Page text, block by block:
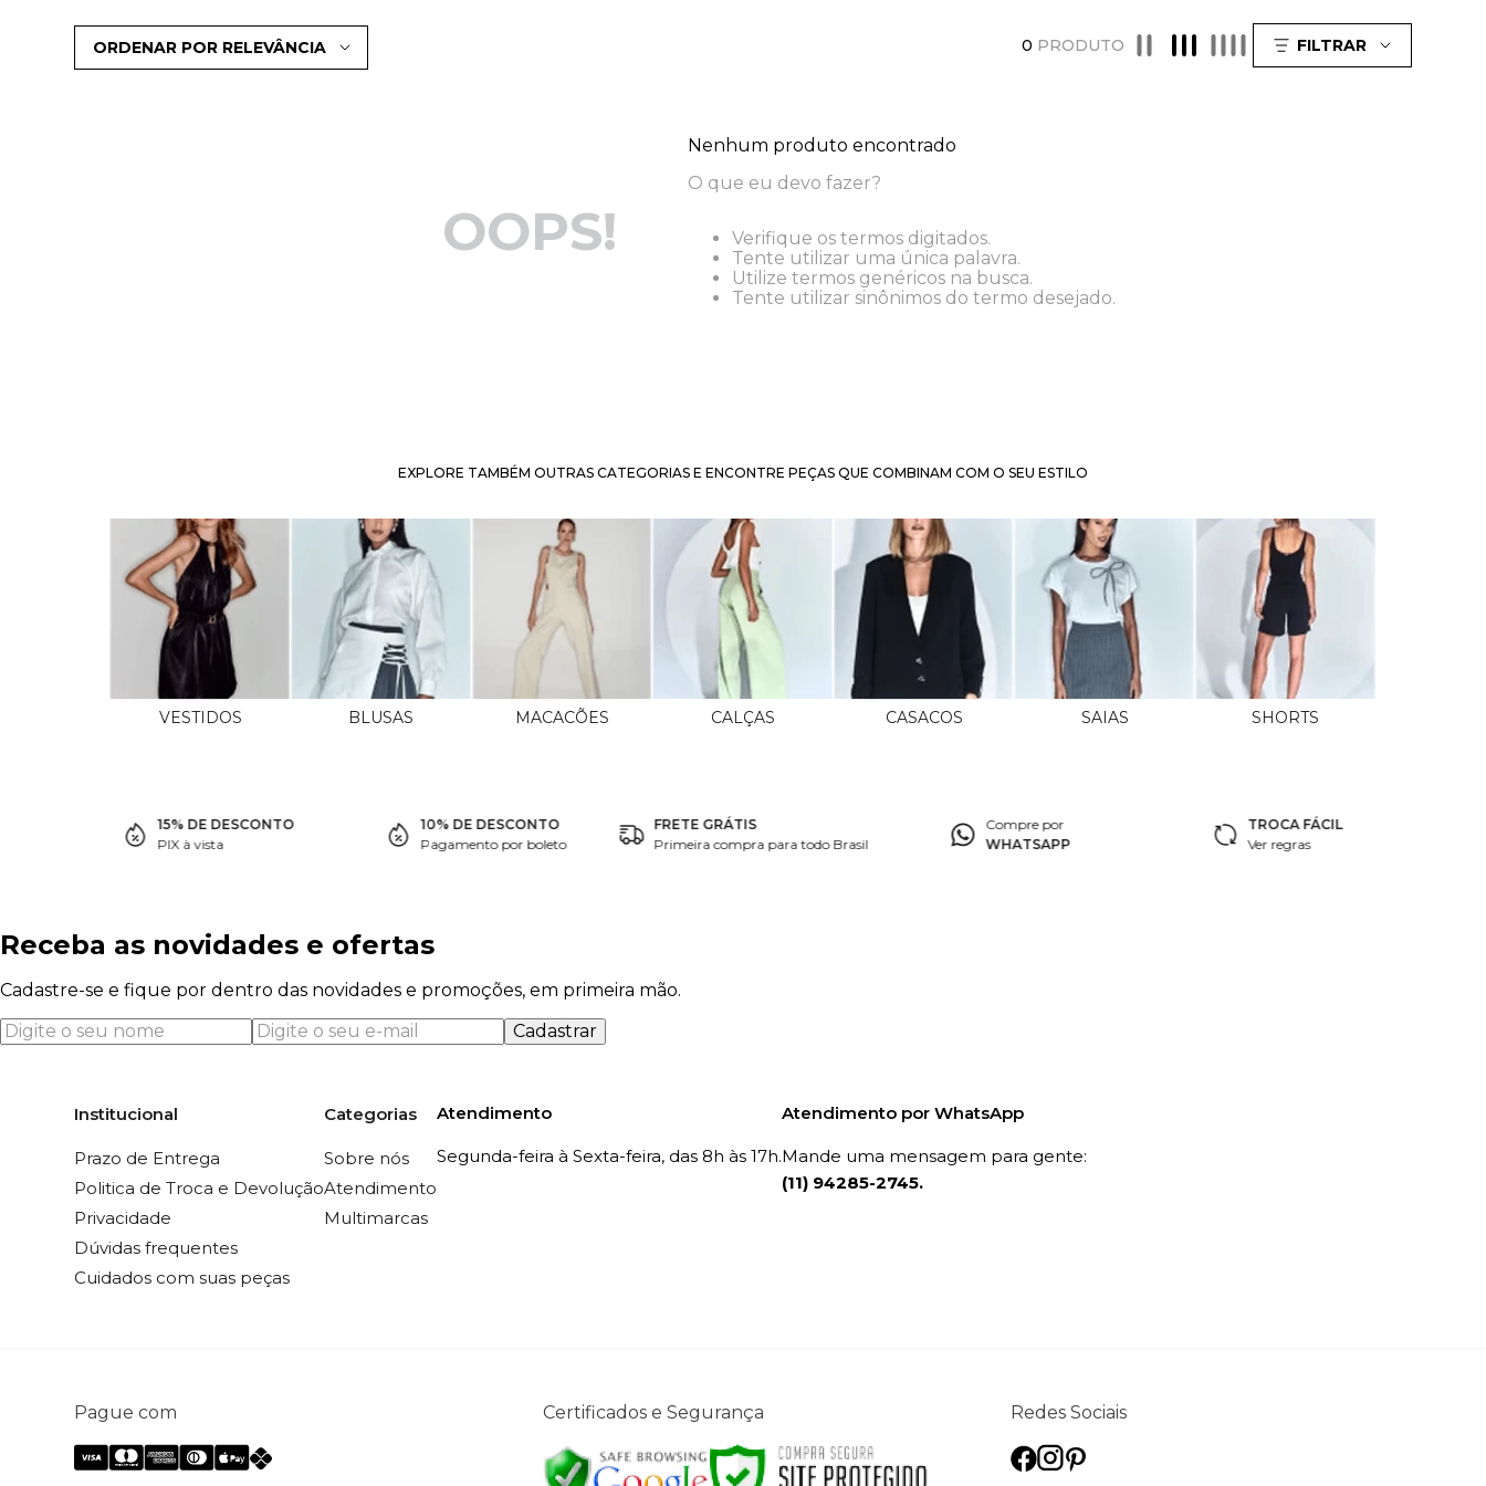
ORDENAR POR RELEVÂNCIA 0 PRODUTO FILTRAR
OOPS!
Nenhum produto encontrado
O que eu devo fazer?
Verifique os termos digitados.
Tente utilizar uma única palavra.
Utilize termos genéricos na busca.
Tente utilizar sinônimos do termo desejado.
EXPLORE TAMBÉM OUTRAS CATEGORIAS E ENCONTRE PEÇAS QUE COMBINAM COM O SEU ESTILO
VESTIDOS BLUSAS MACACÕES CALÇAS CASACOS SAIAS SHORTS
15% DE DESCONTO
PIX à vista
10% DE DESCONTO
Pagamento por boleto
FRETE GRÁTIS
Primeira compra para todo Brasil
Compre por
WHATSAPP
TROCA FÁCIL
Ver regras
Receba as novidades e ofertas
Cadastre-se e fique por dentro das novidades e promoções, em primeira mão.
Cadastrar
Institucional
Prazo de Entrega
Politica de Troca e Devolução
Privacidade
Dúvidas frequentes
Cuidados com suas peças
Categorias
Sobre nós
Atendimento
Multimarcas
Atendimento
Segunda-feira à Sexta-feira, das 8h às 17h.
Atendimento por WhatsApp
Mande uma mensagem para gente:
(11) 94285-2745.
Pague com Certificados e Segurança Redes Sociais